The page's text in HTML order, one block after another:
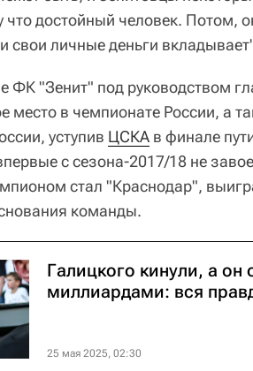
достойный человек. Потом,
свои личные деньги
"Зенит" под руководством
место в чемпионате России, а
уступив ЦСКА в финале
с сезона-2017/18 не
стал "Краснодар",
команды.
Галицкого кинули, а он
миллиардами: вся
25 мая 2025, 02:30